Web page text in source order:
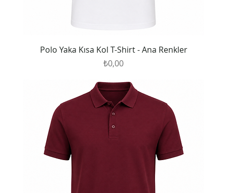
Polo Yaka Kısa Kol T-Shirt - Ana Renkler
Fiyat
₺0,00